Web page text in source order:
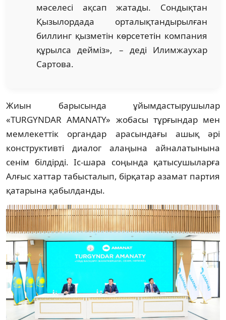
мәселесі ақсап жатады. Сондықтан
Қызылордада орталықтандырылған
биллинг қызметін көрсететін компания
құрылса дейміз», – деді Илимжаухар
Сартова.
Жиын барысында ұйымдастырушылар
«TURGYNDAR AMANATY» жобасы тұрғындар мен
мемлекеттік органдар арасындағы ашық әрі
конструктивті диалог алаңына айналатынына
сенім білдірді. Іс-шара соңында қатысушыларға
Алғыс хаттар табысталып, бірқатар азамат партия
қатарына қабылданды.